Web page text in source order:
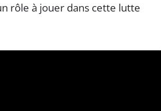
rôle à jouer dans cette lutte